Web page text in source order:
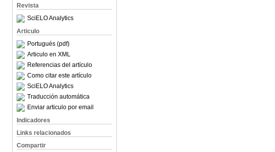
Revista
SciELO Analytics
Articulo
Portugués (pdf)
Articulo en XML
Referencias del artículo
Como citar este artículo
SciELO Analytics
Traducción automática
Enviar articulo por email
Indicadores
Links relacionados
Compartir